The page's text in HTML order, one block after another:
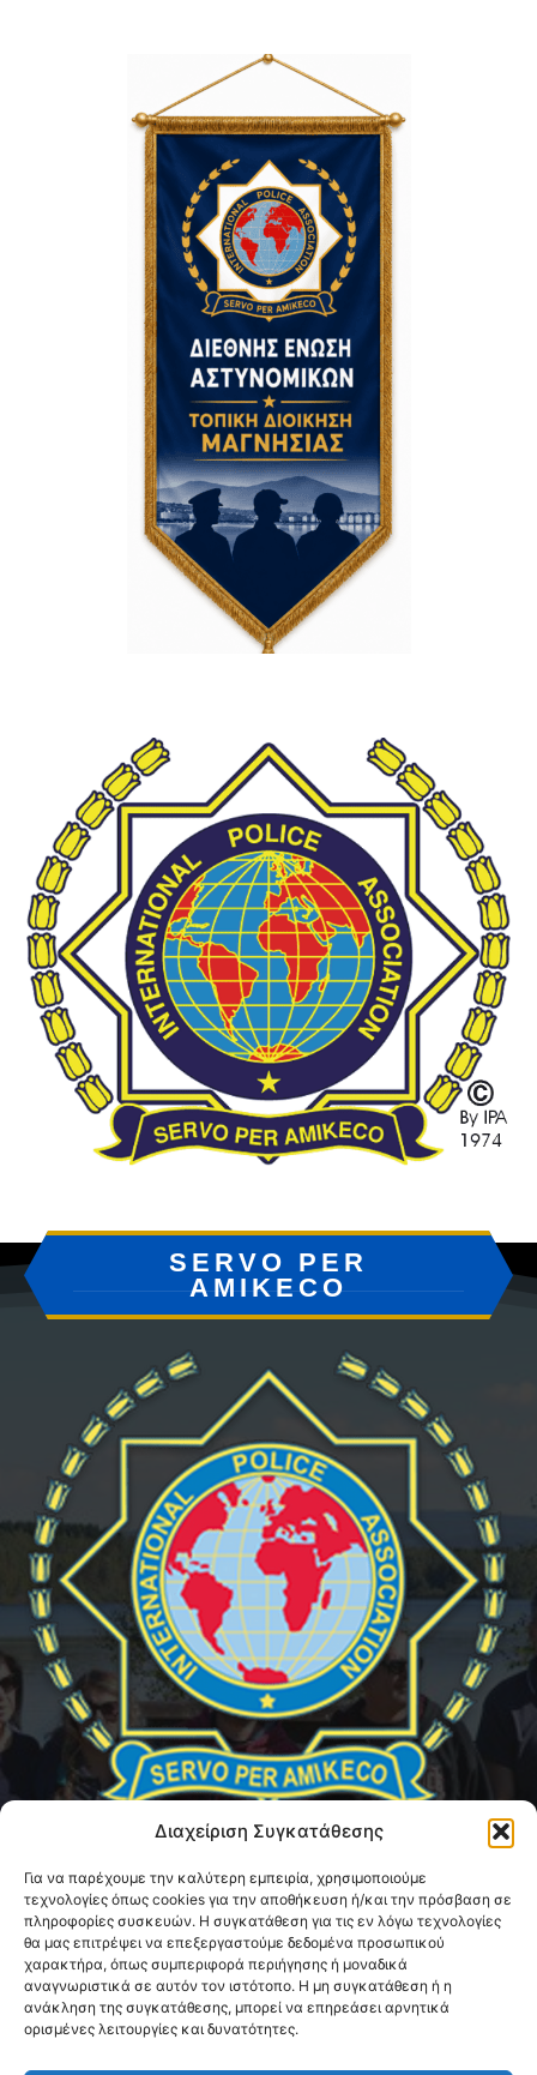
Διαχείριση Συγκατάθεσης
Για να παρέχουμε την καλύτερη εμπειρία, χρησιμοποιούμε
τεχνολογίες όπως cookies για την αποθήκευση ή/και την πρόσβαση σε
πληροφορίες συσκευών. Η συγκατάθεση για τις εν λόγω τεχνολογίες
θα μας επιτρέψει να επεξεργαστούμε δεδομένα προσωπικού
χαρακτήρα, όπως συμπεριφορά περιήγησης ή μοναδικά
αναγνωριστικά σε αυτόν τον ιστότοπο. Η μη συγκατάθεση ή η
ανάκληση της συγκατάθεσης, μπορεί να επηρεάσει αρνητικά
ορισμένες λειτουργίες και δυνατότητες.
SERVO PER
AMIKECO
ABOUT US
Η Διεθνής Ένωση Αστυνομικών (I.P.A.) - Τοπική Διοίκηση
Μαγνησίας αποτελεί ένα μη κερδοσκοπικό σωματείο με
στόχο την καλλιέργεια κοινωνικών, πολιτιστικών και